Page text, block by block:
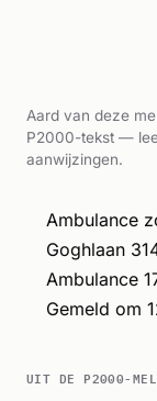
Aard van deze
P2000-tekst —
aanwijzingen.
Ambulance
Goghlaan
Ambulance
Gemeld om
UIT DE P2000-